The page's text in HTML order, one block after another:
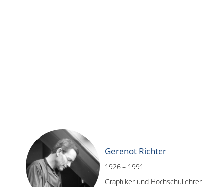
Gerenot Richter
1926 – 1991
Graphiker und Hochschullehrer